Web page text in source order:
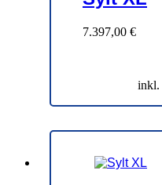
7.397,00 €
inkl.